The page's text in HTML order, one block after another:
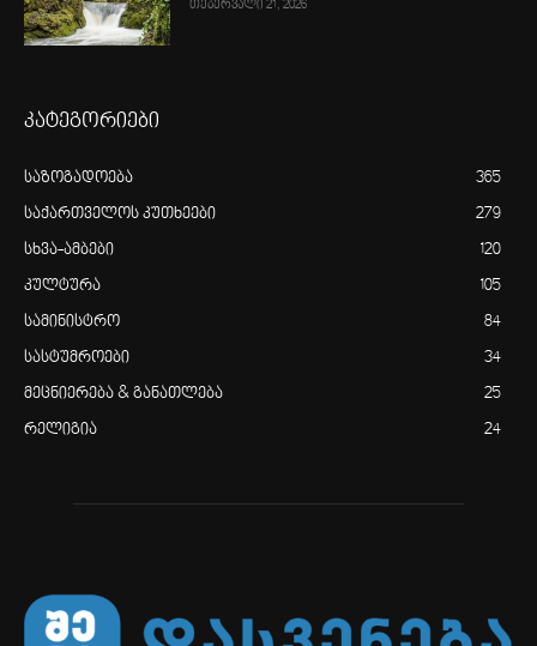
თებერვალი 21, 2026
კატეგორიები
საზოგადოება 365
საქართველოს კუთხეები 279
სხვა-ამბები 120
კულტურა 105
სამინისტრო 84
სასტუმროები 34
მეცნიერება & განათლება 25
რელიგია 24